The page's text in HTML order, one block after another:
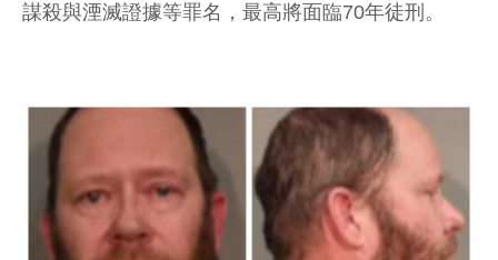
謀殺與湮滅證據等罪名，最高將面臨70年徒刑。